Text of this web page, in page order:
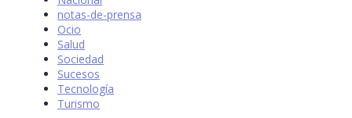
notas-de-prensa
Ocio
Salud
Sociedad
Sucesos
Tecnología
Turismo